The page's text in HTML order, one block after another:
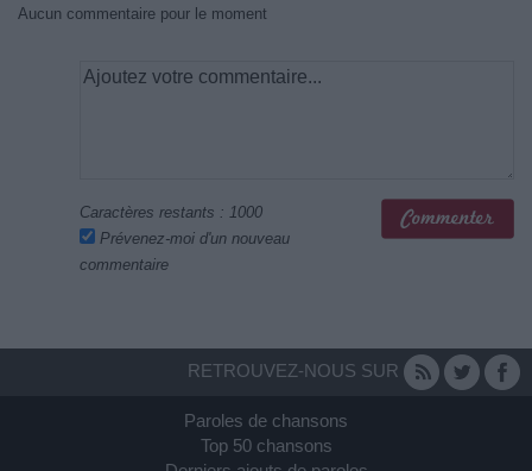
Aucun commentaire pour le moment
Caractères restants : 1000
Prévenez-moi d'un nouveau
commentaire
RETROUVEZ-NOUS SUR
Paroles de chansons
Top 50 chansons